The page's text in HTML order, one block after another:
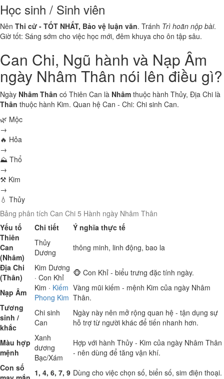
Học sinh / Sinh viên
Nên Thi cử - TỐT NHẤT, Bảo vệ luận văn. Tránh Trì hoãn nộp bài.
Giờ tốt: Sáng sớm cho việc học mới, đêm khuya cho ôn tập sâu.
Can Chi, Ngũ hành và Nạp Âm
ngày Nhâm Thân nói lên điều gì?
Ngày Nhâm Thân có Thiên Can là Nhâm thuộc hành Thủy, Địa Chi là
Thân thuộc hành Kim. Quan hệ Can - Chi: Chi sinh Can.
🌿 Mộc
→
🔥 Hỏa
→
⛰ Thổ
→
⚒ Kim
→
💧 Thủy
Bảng phân tích Can Chi 5 Hành ngày Nhâm Thân
Yếu tố
Chi tiết
Ý nghĩa thực tế
Thiên
Can
(Nhâm)
Thủy
Dương
thông minh, linh động, bao la
Địa Chi
(Thân)
Kim Dương
· Con Khỉ
🐵 Con Khỉ - biểu trưng đặc tính ngày.
Nạp Âm
Kim · Kiếm
Phong Kim
Vàng mũi kiếm - mệnh Kim của ngày Nhâm
Thân.
Tương
sinh /
khắc
Chi sinh
Can
Ngày này nên mở rộng quan hệ - tận dụng sự
hỗ trợ từ người khác để tiến nhanh hơn.
Màu hợp
mệnh
Xanh
dương
Bạc/Xám
Hợp với hành Thủy - Kim của ngày Nhâm Thân
- nên dùng để tăng vận khí.
Con số
1, 4, 6, 7, 9 Dùng cho việc chọn số, biển số, sim điện thoại.